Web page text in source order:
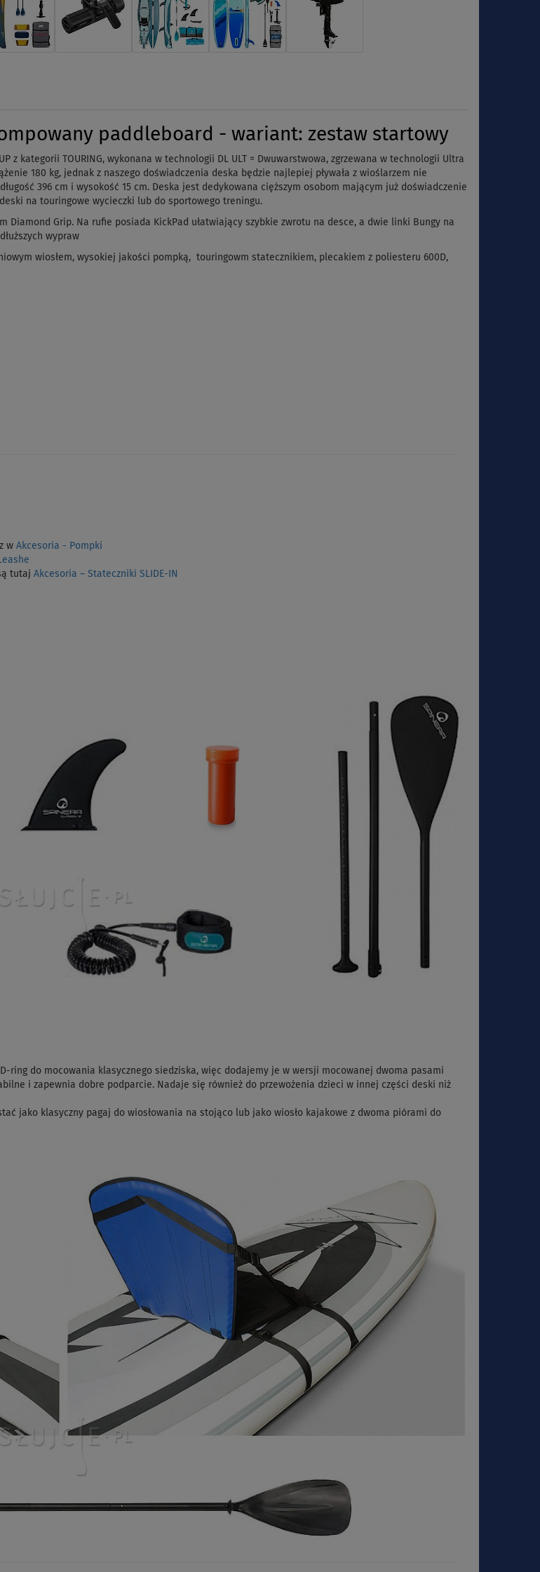
pompowany paddleboard - wariant: zestaw startowy
z kategorii TOURING, wykonana w technologii DL ULT = Dwuwarstwowa, zgrzewana w technologii Ultra
180 kg, jednak z naszego doświadczenia deska będzie najlepiej pływała z wioślarzem nie
396 cm i wysokość 15 cm. Deska jest dedykowana cięższym osobom mającym już doświadczenie
na touringowe wycieczki lub do sportowego treningu.
Diamond Grip. Na rufie posiada KickPad ułatwiający szybkie zwrotu na desce, a dwie linki Bungy na
wypraw
wiosłem, wysokiej jakości pompką, touringowm statecznikiem, plecakiem z poliesteru 600D,
w Akcesoria - Pompki
tutaj Akcesoria – Stateczniki SLIDE-IN
ring do mocowania klasycznego siedziska, więc dodajemy je w wersji mocowanej dwoma pasami
i zapewnia dobre podparcie. Nadaje się również do przewożenia dzieci w innej części deski niż
jako klasyczny pagaj do wiosłowania na stojąco lub jako wiosło kajakowe z dwoma piórami do